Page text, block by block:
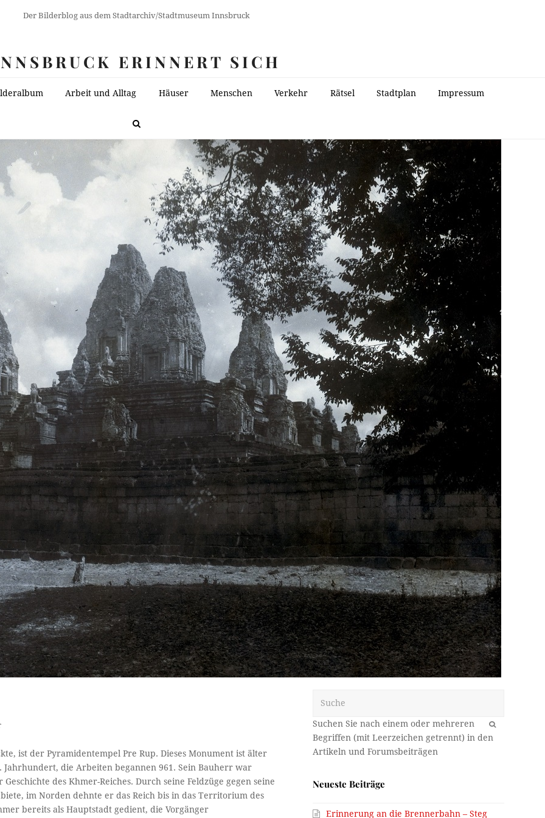
Der Bilderblog aus dem Stadtarchiv/Stadtmuseum Innsbruck
ERINNERT SICH
Arbeit und Alltag Häuser Menschen Verkehr Rätsel Stadtplan Impressum
ist der Pyramidentempel Pre Rup. Dieses Monument ist älter
Jahrhundert, die Arbeiten begannen 961. Sein Bauherr war
des Khmer-Reiches. Durch seine Feldzüge gegen seine
im Norden dehnte er das Reich bis in das Territorium des
bereits als Hauptstadt gedient, die Vorgänger
OK
Neueste Beiträge
Erinnerung an die Brennerbahn – Steg